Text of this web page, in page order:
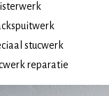
stucwerk
reparatie